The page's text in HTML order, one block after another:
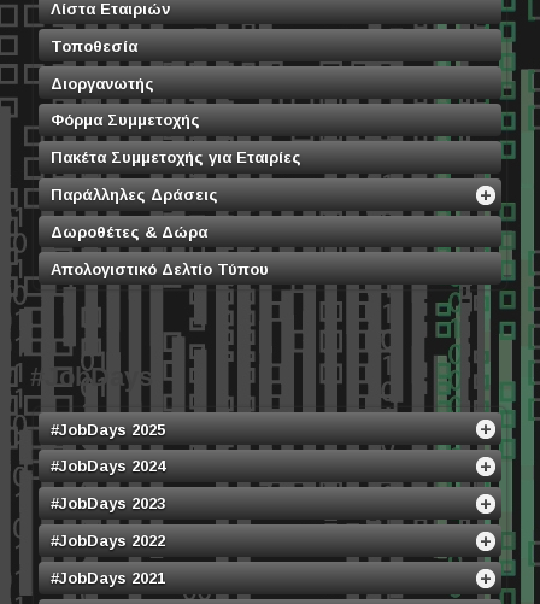
Λίστα Εταιριών
Τοποθεσία
Διοργανωτής
Φόρμα Συμμετοχής
Πακέτα Συμμετοχής για Εταιρίες
Παράλληλες Δράσεις
Δωροθέτες & Δώρα
Απολογιστικό Δελτίο Τύπου
#JobDays
#JobDays 2025
#JobDays 2024
#JobDays 2023
#JobDays 2022
#JobDays 2021